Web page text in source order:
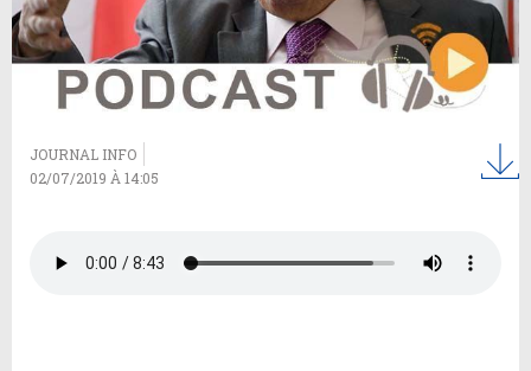
JOURNAL INFO
02/07/2019 À 14:05